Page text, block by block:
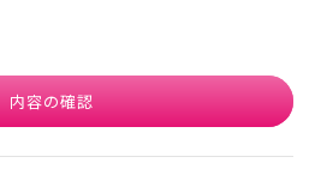
内容の確認